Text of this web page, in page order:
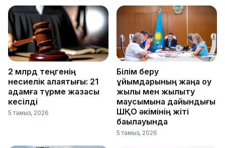
2 млрд теңгенің
несиелік алаяқтығы: 21
адамға түрме жазасы
кесілді
5 тамыз, 2026
Білім беру
ұйымдарының жаңа оқу
жылы мен жылыту
маусымына дайындығы
ШҚО әкімінің жіті
бақылауында
5 тамыз, 2026